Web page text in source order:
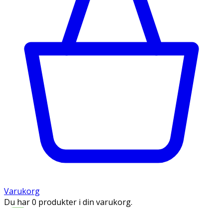
Varukorg
Du har 0 produkter i din varukorg.